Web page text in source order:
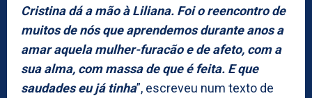
Cristina dá a mão à Liliana. Foi o reencontro de
muitos de nós que aprendemos durante anos a
amar aquela mulher-furacão e de afeto, com a
sua alma, com massa de que é feita. E que
saudades eu já tinha”, escreveu num texto de